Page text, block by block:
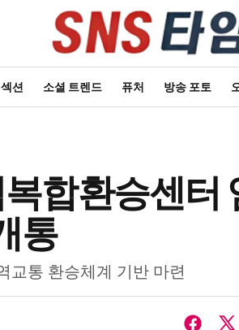
섹션 소셜 트렌드 퓨처 방송 포토
합환승센터
통
교통 환승체계 기반 마련